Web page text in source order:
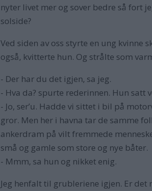
nyter livet mer og sover bedre så fort
solside?
Ved siden av oss styrte en ung kvinne
også, kvitterte hun. Og strålte som
- Der har du det igjen, sa jeg.
- Hva da? spurte rederinnen. Hun satt
- Jo, ser’u. Hadde vi sittet i bil på
gror. Men her i havna tar de samme
ankerdram på vilt fremmede
små og gamle som store og nye båter.
- Mmm, sa hun og nikket enig.
Jeg henfalt til grubleriene igjen. Er